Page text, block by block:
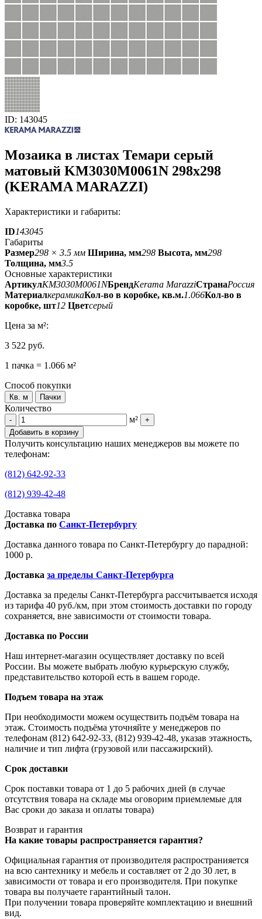
ID: 143045
Мозаика в листах Темари серый
матовый KM3030M0061N 298x298
(KERAMA MARAZZI)
Характеристики и габариты:
ID143045
Габариты
Размер298 × 3.5 мм Ширина, мм298 Высота, мм298
Толщина, мм3.5
Основные характеристики
АртикулKM3030M0061NБрендKerama MarazziСтранаРоссия
МатериалкерамикаКол-во в коробке, кв.м.1.066Кол-во в
коробке, шт12 Цветсерый
Цена за м²:
3 522 руб.
1 пачка = 1.066 м²
Способ покупки
Кв. м Пачки
Количество
- м²
+
Добавить в корзину
Получить консультацию наших менеджеров вы можете по
телефонам:
(812) 642-92-33
(812) 939-42-48
Доставка товара
Доставка по Санкт-Петербургу
Доставка данного товара по Санкт-Петербургу до парадной:
1000 р.
Доставка за пределы Санкт-Петербурга
Доставка за пределы Санкт-Петербурга рассчитывается исходя
из тарифа 40 руб./км, при этом стоимость доставки по городу
сохраняется, вне зависимости от стоимости товара.
Доставка по России
Наш интернет-магазин осуществляет доставку по всей
России. Вы можете выбрать любую курьерскую службу,
представительство которой есть в вашем городе.
Подъем товара на этаж
При необходимости можем осуществить подъём товара на
этаж. Стоимость подъёма уточняйте у менеджеров по
телефонам (812) 642-92-33, (812) 939-42-48, указав этажность,
наличие и тип лифта (грузовой или пассажирский).
Срок доставки
Срок поставки товара от 1 до 5 рабочих дней (в случае
отсутствия товара на складе мы оговорим приемлемые для
Вас сроки до заказа и оплаты товара)
Возврат и гарантия
На какие товары распространяется гарантия?
Официальная гарантия от производителя распространияется
на всю сантехнику и мебель и составляет от 2 до 30 лет, в
зависимости от товара и его производителя. При покупке
товара вы получаете гарантийный талон.
При получении товара проверяйте комплектацию и внешний
вид.